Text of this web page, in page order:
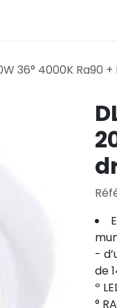
36° 4000K Ra90
-
de
º
°